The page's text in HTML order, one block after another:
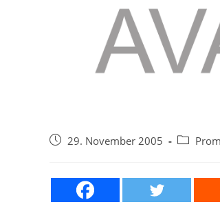
Beitrag29. November 2005
Beitrags-